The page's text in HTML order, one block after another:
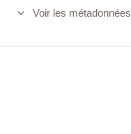
Voir les métadonnées